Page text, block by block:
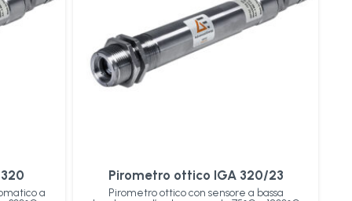
a
Pirometro ottico IGA 320/23
Pirometro ottico con sensore a bassa